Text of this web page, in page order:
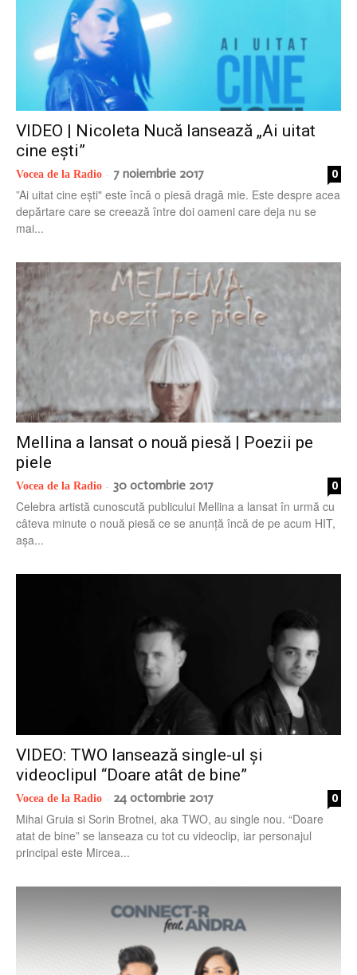
VIDEO | Nicoleta Nucă lansează „Ai uitat
cine ești”
Vocea de la Radio - 7 noiembrie 2017 0
”Ai uitat cine ești" este încă o piesă dragă mie. Este despre acea
depărtare care se creează între doi oameni care deja nu se
mai...
Mellina a lansat o nouă piesă | Poezii pe
piele
Vocea de la Radio - 30 octombrie 2017 0
Celebra artistă cunoscută publicului Mellina a lansat în urmă cu
câteva minute o nouă piesă ce se anunță încă de pe acum HIT,
așa...
VIDEO: TWO lansează single-ul și
videoclipul “Doare atât de bine”
Vocea de la Radio - 24 octombrie 2017 0
Mihai Gruia si Sorin Brotnei, aka TWO, au single nou. “Doare
atat de bine” se lanseaza cu tot cu videoclip, iar personajul
principal este Mircea...